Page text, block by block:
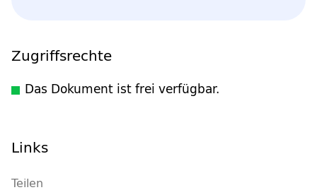
Zugriffsrechte
Das Dokument ist frei verfügbar.
Links
Teilen